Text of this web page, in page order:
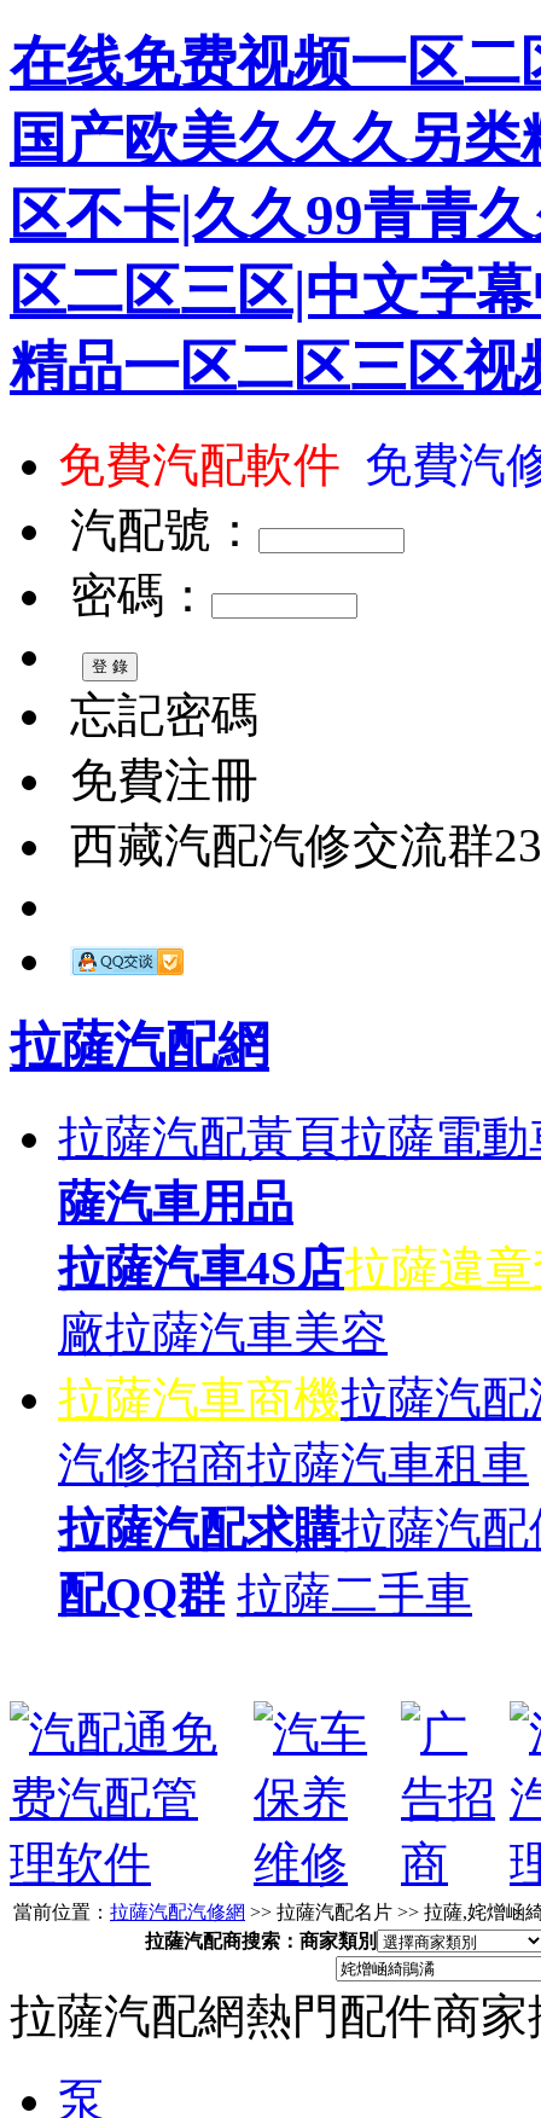
在线免费视频一区
国产欧美久久久另
区不卡|久久99青青
区二区三区|中文字
精品一区二区三区视
免費汽配軟件 免費汽
汽配號：
密碼：
忘記密碼
免費注冊
西藏汽配汽修交流群
拉薩汽配網
拉薩汽配黃頁拉薩電動
薩汽車用品
拉薩汽車4S店拉薩違
廠拉薩汽車美容
拉薩汽車商機拉薩汽
汽修招商拉薩汽車租車
拉薩汽配求購拉薩汽配
配QQ群 拉薩二手車
當前位置： 拉薩汽配汽修網 >> 拉薩汽配名片 >> 拉薩,姹熷崡
拉薩汽配商搜索：商家類別
拉薩汽配網熱門配件商
泵